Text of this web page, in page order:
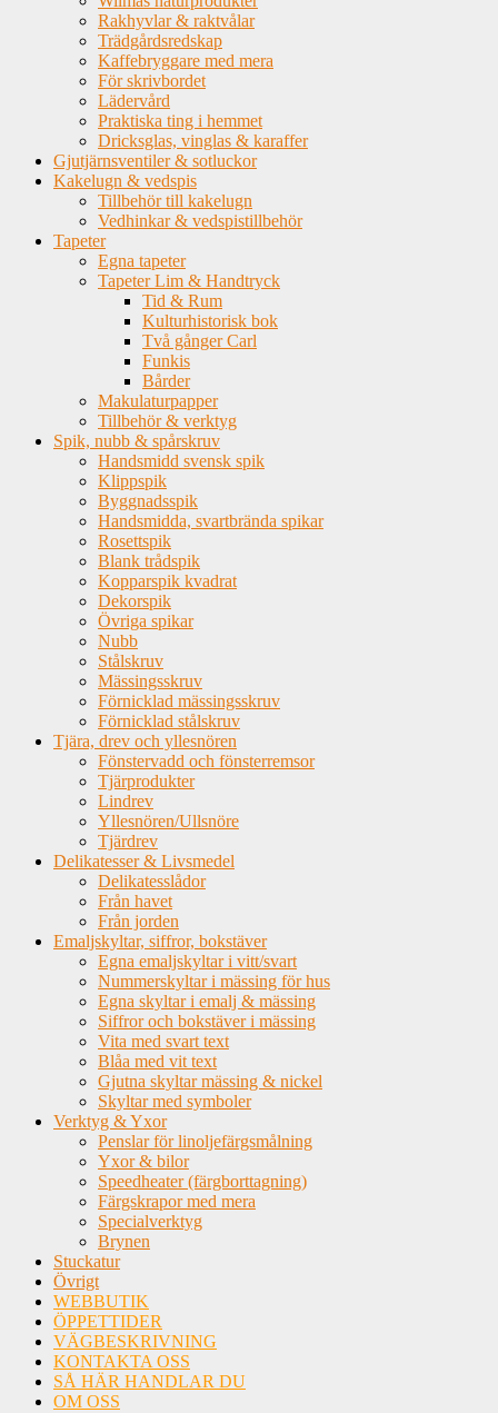
Rakhyvlar & raktvålar
Trädgårdsredskap
Kaffebryggare med mera
För skrivbordet
Lädervård
Praktiska ting i hemmet
Dricksglas, vinglas & karaffer
Gjutjärnsventiler & sotluckor
Kakelugn & vedspis
Tillbehör till kakelugn
Vedhinkar & vedspistillbehör
Tapeter
Egna tapeter
Tapeter Lim & Handtryck
Tid & Rum
Kulturhistorisk bok
Två gånger Carl
Funkis
Bårder
Makulaturpapper
Tillbehör & verktyg
Spik, nubb & spårskruv
Handsmidd svensk spik
Klippspik
Byggnadsspik
Handsmidda, svartbrända spikar
Rosettspik
Blank trådspik
Kopparspik kvadrat
Dekorspik
Övriga spikar
Nubb
Stålskruv
Mässingsskruv
Förnicklad mässingsskruv
Förnicklad stålskruv
Tjära, drev och yllesnören
Fönstervadd och fönsterremsor
Tjärprodukter
Lindrev
Yllesnören/Ullsnöre
Tjärdrev
Delikatesser & Livsmedel
Delikatesslådor
Från havet
Från jorden
Emaljskyltar, siffror, bokstäver
Egna emaljskyltar i vitt/svart
Nummerskyltar i mässing för hus
Egna skyltar i emalj & mässing
Siffror och bokstäver i mässing
Vita med svart text
Blåa med vit text
Gjutna skyltar mässing & nickel
Skyltar med symboler
Verktyg & Yxor
Penslar för linoljefärgsmålning
Yxor & bilor
Speedheater (färgborttagning)
Färgskrapor med mera
Specialverktyg
Brynen
Stuckatur
Övrigt
WEBBUTIK
ÖPPETTIDER
VÄGBESKRIVNING
KONTAKTA OSS
SÅ HÄR HANDLAR DU
OM OSS